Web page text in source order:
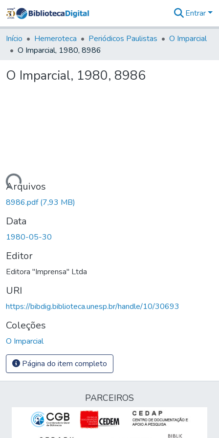
&
Coleções
Tudo na
Digital
Entrar
Início Hemeroteca Periódicos Paulistas
O Imparcial
O Imparcial, 1980, 8986
O Imparcial, 1980, 8986
Arquivos
8986.pdf(7,93 MB)
Data
1980-05-30
Editor
Editora "Imprensa" Ltda
URI
https://bibdig.biblioteca.unesp.br/handle/10/30693
Coleções
O Imparcial
Página do item completo
PARCEIROS